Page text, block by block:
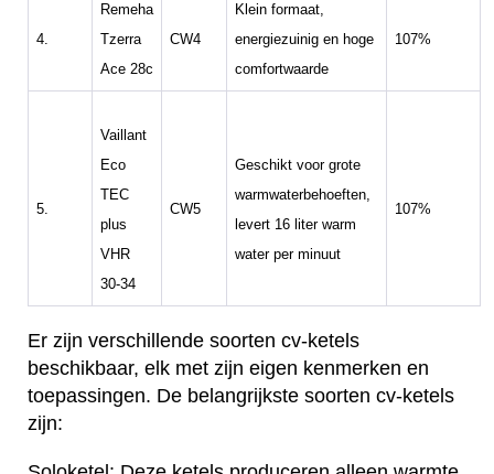
4.
Remeha
Tzerra
Ace 28c
CW4
Klein formaat,
energiezuinig en hoge
comfortwaarde
107%
5.
Vaillant
Eco
TEC
plus
VHR
30-34
CW5
Geschikt voor grote
warmwaterbehoeften,
levert 16 liter warm
water per minuut
107%
Er zijn verschillende soorten cv-ketels
beschikbaar, elk met zijn eigen kenmerken en
toepassingen. De belangrijkste soorten cv-ketels
zijn: